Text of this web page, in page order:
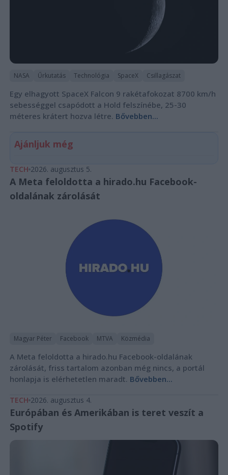
NASA Űrkutatás Technológia SpaceX Csillagászat
Egy elhagyott SpaceX Falcon 9 rakétafokozat 8700 km/h
sebességgel csapódott a Hold felszínébe, 25-30
méteres krátert hozva létre. Bővebben...
Ajánljuk még
TECH 2026. augusztus 5.
A Meta feloldotta a hirado.hu Facebook-
oldalának zárolását
Magyar Péter Facebook MTVA Közmédia
A Meta feloldotta a hirado.hu Facebook-oldalának
zárolását, friss tartalom azonban még nincs, a portál
honlapja is elérhetetlen maradt. Bővebben...
TECH 2026. augusztus 4.
Európában és Amerikában is teret veszít a
Spotify